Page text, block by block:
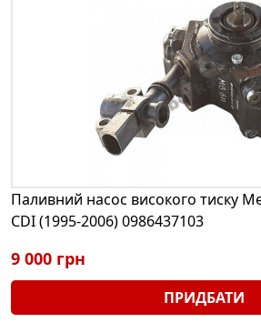
Паливний насос високого тиску
CDI (1995-2006) 0986437103
9 000 грн
ПРИДБАТИ